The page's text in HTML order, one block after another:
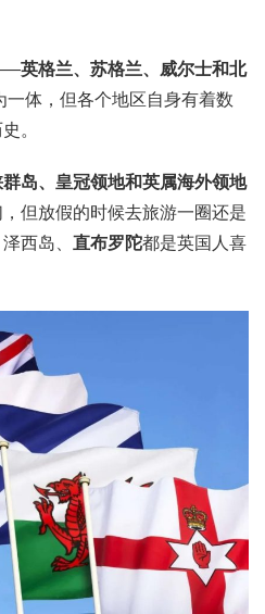
英格兰、苏格兰、威尔士和北
体，但各个地区自身有着数
。
岛、皇冠领地和英属海外领地
但放假的时候去旅游一圈还是
西岛、 直布罗陀都是英国人喜